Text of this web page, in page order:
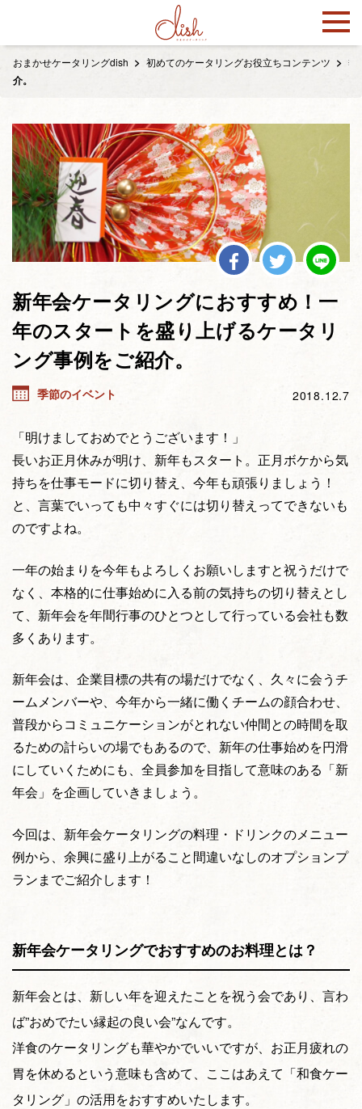
おまかせケータリングdish 初めてのケータリングお役立ちコンテンツ 季
介。
新年会ケータリングにおすすめ！一
年のスタートを盛り上げるケータリ
ング事例をご紹介。
季節のイベント 2018.12.7
「明けましておめでとうございます！」
長いお正月休みが明け、新年もスタート。正月ボケから気
持ちを仕事モードに切り替え、今年も頑張りましょう！
と、言葉でいっても中々すぐには切り替えってできないも
のですよね。
一年の始まりを今年もよろしくお願いしますと祝うだけで
なく、本格的に仕事始めに入る前の気持ちの切り替えとし
て、新年会を年間行事のひとつとして行っている会社も数
多くあります。
新年会は、企業目標の共有の場だけでなく、久々に会うチ
ームメンバーや、今年から一緒に働くチームの顔合わせ、
普段からコミュニケーションがとれない仲間との時間を取
るための計らいの場でもあるので、新年の仕事始めを円滑
にしていくためにも、全員参加を目指して意味のある「新
年会」を企画していきましょう。
今回は、新年会ケータリングの料理・ドリンクのメニュー
例から、余興に盛り上がること間違いなしのオプションプ
ランまでご紹介します！
新年会ケータリングでおすすめのお料理とは？
新年会とは、新しい年を迎えたことを祝う会であり、言わ
ば”おめでたい縁起の良い会”なんです。
洋食のケータリングも華やかでいいですが、お正月疲れの
胃を休めるという意味も含めて、ここはあえて「和食ケー
タリング」の活用をおすすめいたします。